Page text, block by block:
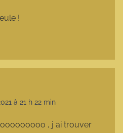
!
à 21 h 22 min
, j ai trouver